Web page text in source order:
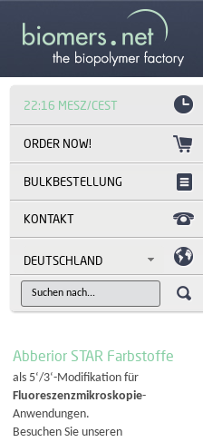
22:16 MESZ/CEST
BULKBESTELLUNG
KONTAKT
DEUTSCHLAND
Abberior STAR Farbstoffe
als 5‘/3‘-Modifikation für
Fluoreszenzmikroskopie-
Anwendungen.
Besuchen Sie unseren